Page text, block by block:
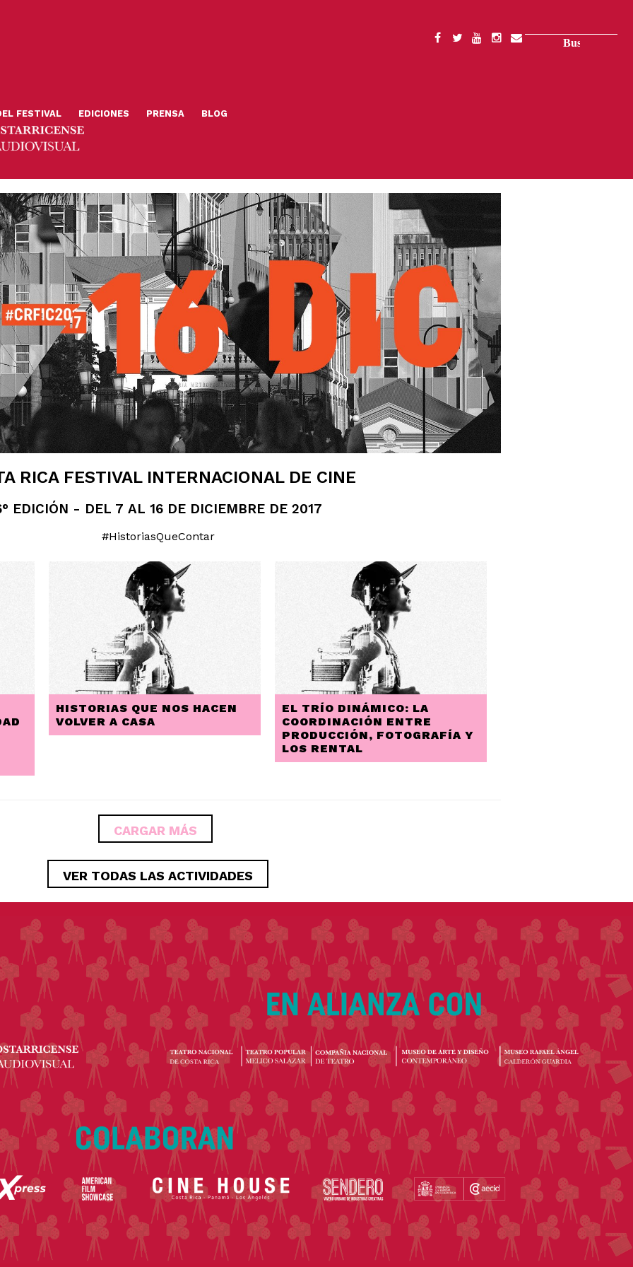
SOCIAL
FESTIVAL EDICIONES PRENSA BLOG
RICA FESTIVAL INTERNACIONAL DE CINE
EDICIÓN - DEL 7 AL 16 DE DICIEMBRE DE 2017
#HistoriasQueContar
HISTORIAS QUE NOS HACEN
VOLVER A CASA
EL TRÍO DINÁMICO: LA
COORDINACIÓN ENTRE
PRODUCCIÓN, FOTOGRAFÍA Y
LOS RENTAL
CARGAR MÁS
VER TODAS LAS ACTIVIDADES